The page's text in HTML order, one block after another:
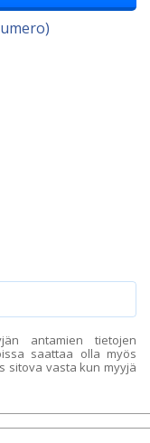
antamien tietojen
saattaa olla myös
sitova vasta kun myyjä